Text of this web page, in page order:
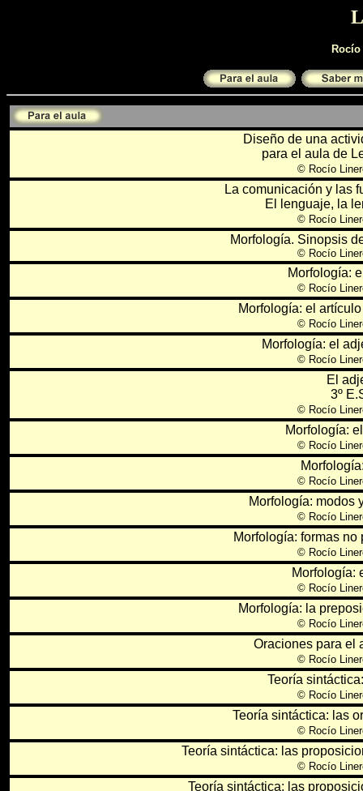
Diseño de una
para el aula de
© Rocío
La comunicación y las
El lenguaje, la
© Rocío
Morfología. Sinopsis
© Rocío
Morfología:
© Rocío
Morfología: el
© Rocío
Morfología: el
© Rocío
El
3º
© Rocío
Morfología:
© Rocío
© Rocío
Morfología: modos
© Rocío
Morfología: formas
© Rocío
Morfología:
© Rocío
Morfología: la
© Rocío
Oraciones para el
© Rocío
Teoría
© Rocío
Teoría sintáctica: las
© Rocío
Teoría sintáctica: las
© Rocío
Teoría sintáctica: las